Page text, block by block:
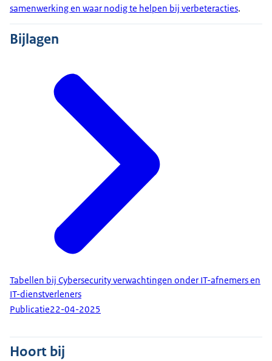
samenwerking en waar nodig te helpen bij verbeteracties.
Bijlagen
Tabellen bij Cybersecurity verwachtingen onder IT-afnemers en
IT-dienstverleners
Publicatie22-04-2025
Hoort bij